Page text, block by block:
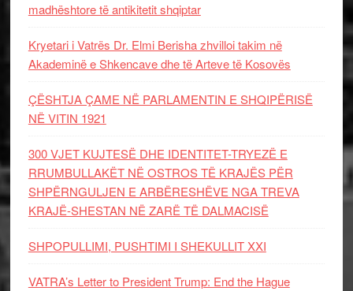
madhështore të antikitetit shqiptar
Kryetari i Vatrës Dr. Elmi Berisha zhvilloi takim në
Akademinë e Shkencave dhe të Arteve të Kosovës
ÇËSHTJA ÇAME NË PARLAMENTIN E SHQIPËRISË
NË VITIN 1921
300 VJET KUJTESË DHE IDENTITET-TRYEZË E
RRUMBULLAKËT NË OSTROS TË KRAJËS PËR
SHPËRNGULJEN E ARBËRESHËVE NGA TREVA
KRAJË-SHESTAN NË ZARË TË DALMACISË
SHPOPULLIMI, PUSHTIMI I SHEKULLIT XXI
VATRA’s Letter to President Trump: End the Hague